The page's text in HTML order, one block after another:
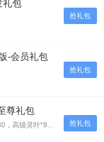
抢礼包
礼包
抢礼包
-会员礼包
抢礼包
尊礼包
礼包详情：金钥匙*3，高级智慧果*80，高级灵叶*80，高级神源*80